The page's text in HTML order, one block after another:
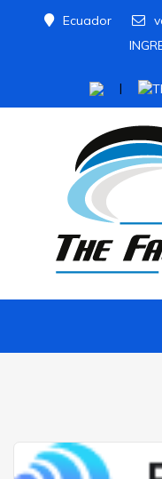
Ecuador
|